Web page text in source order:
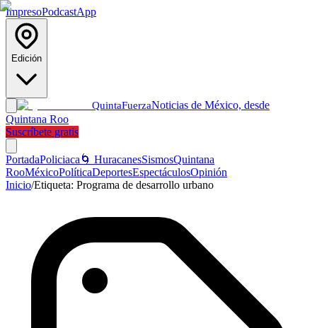
ImpresoPodcastApp
Edición
QuintaFuerzaNoticias de México, desde
Quintana Roo
Suscríbete gratis
PortadaPoliciaca 🌀 HuracanesSismosQuintana
RooMéxicoPolíticaDeportesEspectáculosOpinión
Inicio/Etiqueta: Programa de desarrollo urbano